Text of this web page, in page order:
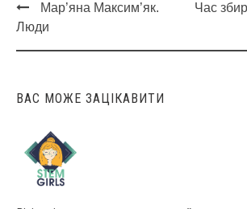
Post
navigation
Мар’яна Максим’як.
Люди
Час
ВАС МОЖЕ ЗАЦІКАВИТИ